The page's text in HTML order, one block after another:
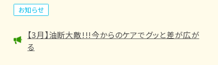
お知らせ
【3月】油断大敵!!!今からのケアでグッと差が広が
る